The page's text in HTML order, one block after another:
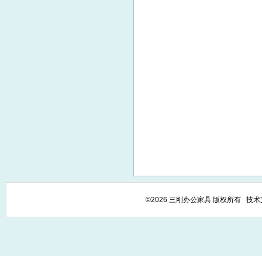
©2026 三刚办公家具 版权所有 技术